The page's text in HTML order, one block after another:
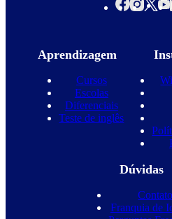
Aprendizagem
Cursos
Escolas
Diferenciais
Teste de inglês
Dúvidas
Contato
Franquia de